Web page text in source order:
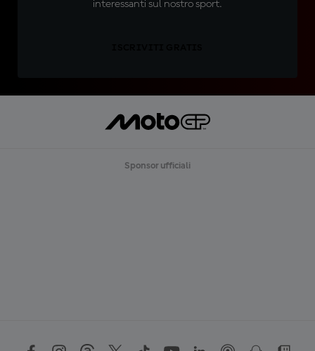
interessanti sul nostro sport.
Sponsor ufficiali